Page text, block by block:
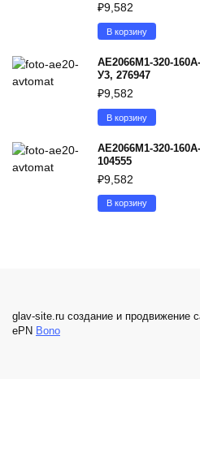
₽9,582
В корзину
АЕ2066М1-320-
У3, 276947
₽9,582
В корзину
АЕ2066М1-320-
104555
₽9,582
В корзину
glav-site.ru создание и продвижение
ePN Bono